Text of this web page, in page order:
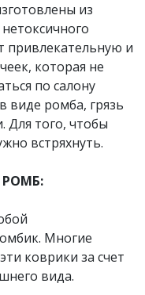
из
привлекательную и
которая не
по салону
виде ромба, грязь
Для того, чтобы
встряхнуть.
РОМБ:
Многие
коврики за счет
вида.